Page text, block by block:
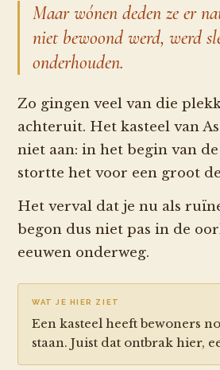
Maar wónen deden ze er
niet bewoond werd, werd
onderhouden.
Zo gingen veel van die
achteruit. Het kasteel van
niet aan: in het begin van
stortte het voor een groot
Het verval dat je nu als
begon dus niet pas in de
eeuwen onderweg.
WAT JE HIER ZIET
Een kasteel heeft bewoners
staan. Juist dat ontbrak hier,